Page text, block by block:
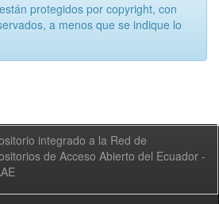
protegidos por copyright, con
a menos que se indique lo
integrado a la Red de
de Acceso Abierto del Ecuador -